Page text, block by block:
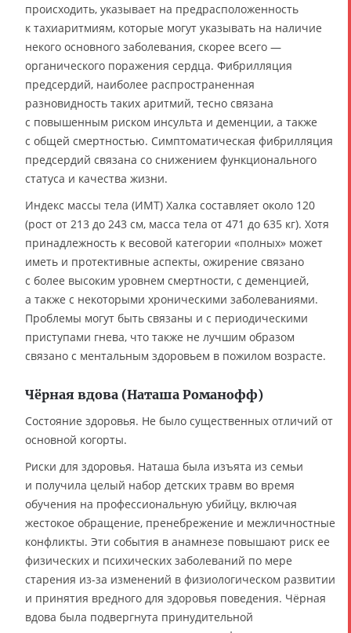
происходить, указывает на предрасположенность
к тахиаритмиям, которые могут указывать на наличие
некого основного заболевания, скорее всего —
органического поражения сердца. Фибрилляция
предсердий, наиболее распространенная
разновидность таких аритмий, тесно связана
с повышенным риском инсульта и деменции, а также
с общей смертностью. Симптоматическая фибрилляция
предсердий связана со снижением функционального
статуса и качества жизни.
Индекс массы тела (ИМТ) Халка составляет около 120
(рост от 213 до 243 см, масса тела от 471 до 635 кг). Хотя
принадлежность к весовой категории «полных» может
иметь и протективные аспекты, ожирение связано
с более высоким уровнем смертности, с деменцией,
а также с некоторыми хроническими заболеваниями.
Проблемы могут быть связаны и с периодическими
приступами гнева, что также не лучшим образом
связано с ментальным здоровьем в пожилом возрасте.
Чёрная вдова (Наташа Романофф)
Состояние здоровья. Не было существенных отличий от
основной когорты.
Риски для здоровья. Наташа была изъята из семьи
и получила целый набор детских травм во время
обучения на профессиональную убийцу, включая
жестокое обращение, пренебрежение и межличностные
конфликты. Эти события в анамнезе повышают риск ее
физических и психических заболеваний по мере
старения из-за изменений в физиологическом развитии
и принятия вредного для здоровья поведения. Чёрная
вдова была подвергнута принудительной